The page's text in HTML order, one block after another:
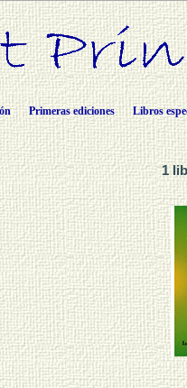
Primeras ediciones Libros
1